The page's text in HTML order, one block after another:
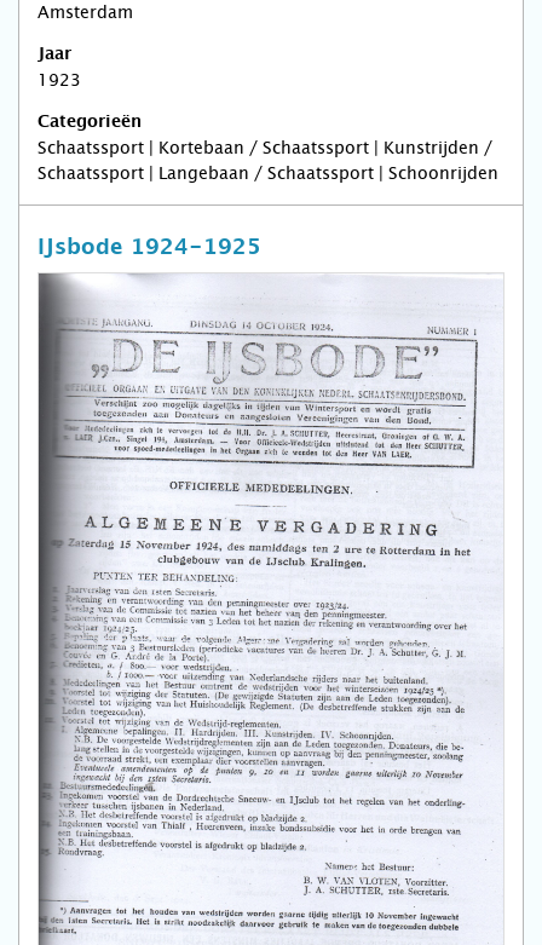
Amsterdam
Jaar
1923
Categorieën
Schaatssport | Kortebaan / Schaatssport | Kunstrijden /
Schaatssport | Langebaan / Schaatssport | Schoonrijden
IJsbode 1924-1925